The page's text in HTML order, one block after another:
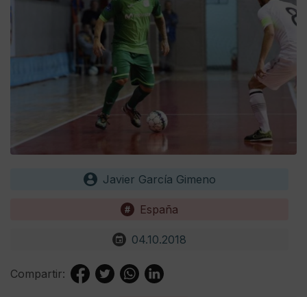
Javier García Gimeno
España
04.10.2018
Compartir: